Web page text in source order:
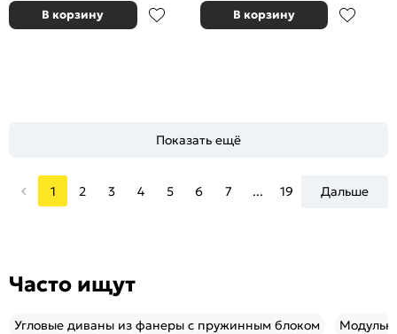
В корзину В корзину
Показать ещё
1 2 3 4 5 6 7 ... 19 Дальше
Часто ищут
Угловые диваны из фанеры с пружинным блоком